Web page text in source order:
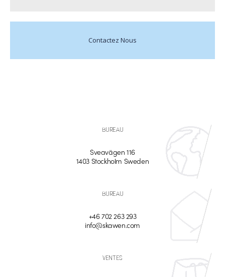
Contactez Nous
BUREAU
Sveavägen 116
1403 Stockholm Sweden
BUREAU
+46 702 263 293
info@skawen.com
VENTES